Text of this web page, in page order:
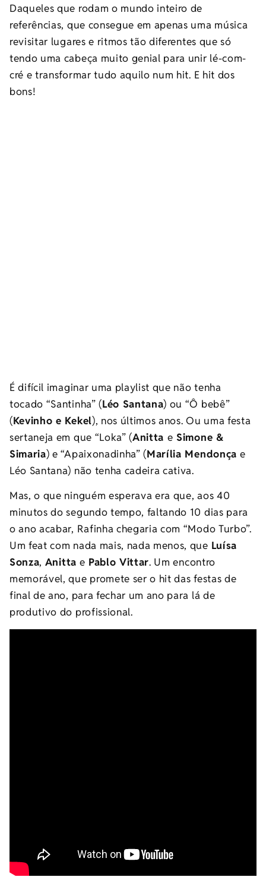
Daqueles que rodam o mundo inteiro de
referências, que consegue em apenas uma música
revisitar lugares e ritmos tão diferentes que só
tendo uma cabeça muito genial para unir lé-com-
cré e transformar tudo aquilo num hit. E hit dos
bons!
É difícil imaginar uma playlist que não tenha
tocado “Santinha” (Léo Santana) ou “Ô bebê”
(Kevinho e Kekel), nos últimos anos. Ou uma festa
sertaneja em que “Loka” (Anitta e Simone &
Simaria) e “Apaixonadinha” (Marília Mendonça e
Léo Santana) não tenha cadeira cativa.
Mas, o que ninguém esperava era que, aos 40
minutos do segundo tempo, faltando 10 dias para
o ano acabar, Rafinha chegaria com “Modo Turbo”.
Um feat com nada mais, nada menos, que Luísa
Sonza, Anitta e Pablo Vittar. Um encontro
memorável, que promete ser o hit das festas de
final de ano, para fechar um ano para lá de
produtivo do profissional.